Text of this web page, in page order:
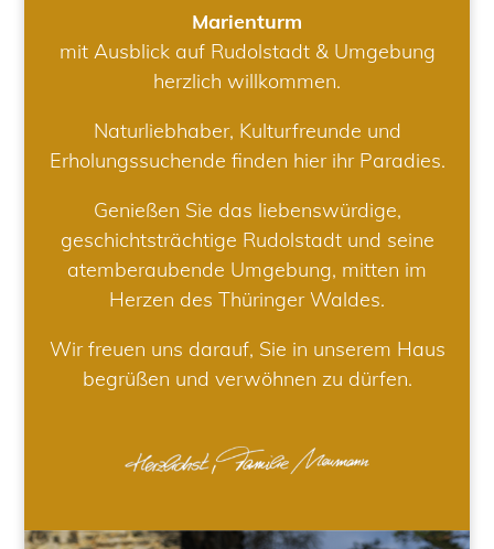
Marienturm
mit Ausblick auf Rudolstadt & Umgebung
herzlich willkommen.
Naturliebhaber, Kulturfreunde und
Erholungssuchende finden hier ihr Paradies.
Genießen Sie das liebenswürdige,
geschichtsträchtige Rudolstadt und seine
atemberaubende Umgebung, mitten im
Herzen des Thüringer Waldes.
Wir freuen uns darauf, Sie in unserem Haus
begrüßen und verwöhnen zu dürfen.